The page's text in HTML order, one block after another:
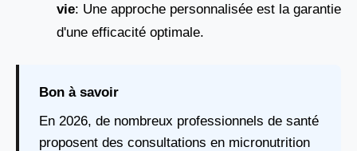
vie: Une approche personnalisée est la garantie
d'une efficacité optimale.
Bon à savoir
En 2026, de nombreux professionnels de santé
proposent des consultations en micronutrition